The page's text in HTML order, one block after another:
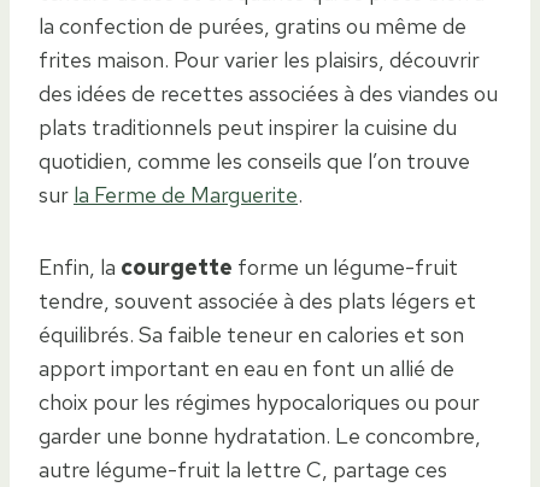
la confection de purées, gratins ou même de
frites maison. Pour varier les plaisirs, découvrir
des idées de recettes associées à des viandes ou
plats traditionnels peut inspirer la cuisine du
quotidien, comme les conseils que l’on trouve
sur la Ferme de Marguerite.
Enfin, la courgette forme un légume-fruit
tendre, souvent associée à des plats légers et
équilibrés. Sa faible teneur en calories et son
apport important en eau en font un allié de
choix pour les régimes hypocaloriques ou pour
garder une bonne hydratation. Le concombre,
autre légume-fruit la lettre C, partage ces